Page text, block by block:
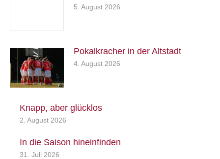
5. August 2026
Pokalkracher in der Altstadt
4. August 2026
Knapp, aber glücklos
2. August 2026
In die Saison hineinfinden
31. Juli 2026